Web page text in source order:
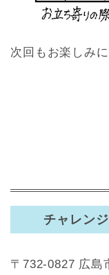
次回もお楽しみに
チャレン
〒732-0827 広島